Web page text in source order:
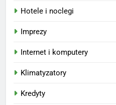
Hotele i noclegi
Imprezy
Internet i komputery
Klimatyzatory
Kredyty